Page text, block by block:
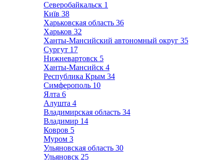
Северобайкальск 1
Київ 38
Харьковская область 36
Харьков 32
Ханты-Мансийский автономный округ 35
Сургут 17
Нижневартовск 5
Ханты-Мансийск 4
Республика Крым 34
Симферополь 10
Ялта 6
Алушта 4
Владимирская область 34
Владимир 14
Ковров 5
Муром 3
Ульяновская область 30
Ульяновск 25